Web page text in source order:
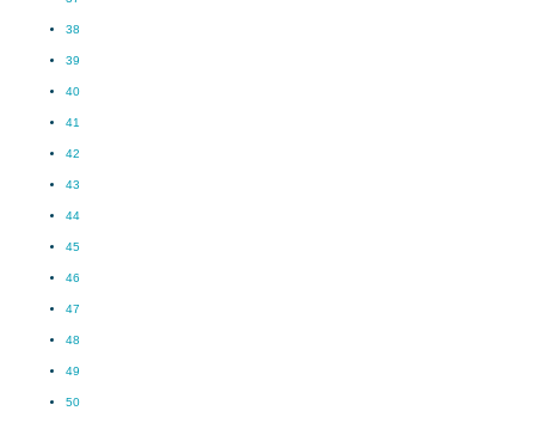
38
39
40
41
42
43
44
45
46
47
48
49
50